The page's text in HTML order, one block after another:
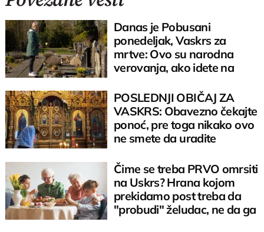
Danas je Pobusani
ponedeljak, Vaskrs za
mrtve: Ovo su narodna
verovanja, ako idete na
POSLEDNJI OBIČAJ ZA
VASKRS: Obavezno čekajte
ponoć, pre toga nikako ovo
ne smete da uradite
Čime se treba PRVO omrsiti
na Uskrs? Hrana kojom
prekidamo post treba da
"probudi" želudac, ne da ga